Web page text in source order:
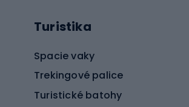
Turistika
Spacie vaky
Trekingové palice
Turistické batohy